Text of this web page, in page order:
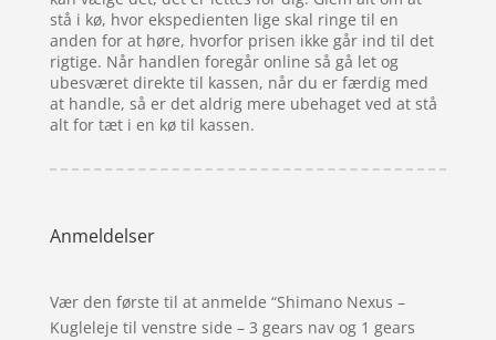
stå i kø, hvor ekspedienten lige skal ringe til en
anden for at høre, hvorfor prisen ikke går ind til det
rigtige. Når handlen foregår online så gå let og
ubesværet direkte til kassen, når du er færdig med
at handle, så er det aldrig mere ubehaget ved at stå
alt for tæt i en kø til kassen.
Anmeldelser
Vær den første til at anmelde “Shimano Nexus –
Kugleleje til venstre side – 3 gears nav og 1 gears